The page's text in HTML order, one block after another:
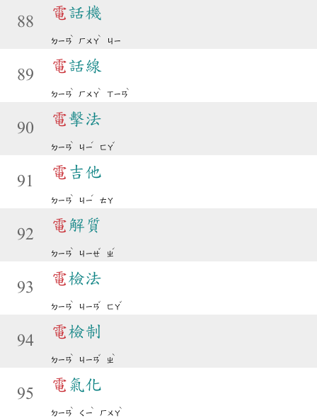
88
電話機
ㄉㄧㄢ
ˋ
ㄏㄨㄚ
ˋ
ㄐㄧ
89
電話線
ㄉㄧㄢ
ˋ
ㄏㄨㄚ
ˋ
ㄒㄧㄢ
ˋ
90
電擊法
ㄉㄧㄢ
ˋ
ㄐㄧ
ˊ
ㄈㄚ
ˇ
91
電 吉他
ㄉㄧㄢ
ˋ
ㄐㄧ
ˊ
ㄊㄚ
92
電解質
ㄉㄧㄢ
ˋ
ㄐㄧㄝ
ˇ
ㄓ
ˊ
93
電檢法
ㄉㄧㄢ
ˋ
ㄐㄧㄢ
ˇ
ㄈㄚ
ˇ
94
電檢制
ㄉㄧㄢ
ˋ
ㄐㄧㄢ
ˇ
ㄓ
ˋ
95
電 氣化
ㄉㄧㄢ
ˋ
ㄑㄧ
ˋ
ㄏㄨㄚ
ˋ